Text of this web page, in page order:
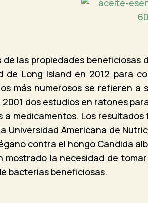
las propiedades beneficiosas
de Long Island en 2012 para
más numerosos se refieren
dos estudios en ratones
medicamentos. Los
Universidad Americana de
contra el hongo Candida
mostrado la necesidad de
bacterias beneficiosas.